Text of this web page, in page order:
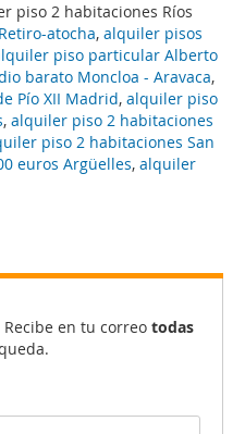
piso 2 habitaciones Ríos
atocha, alquiler pisos
piso particular Alberto
barato Moncloa - Aravaca,
Pío XII Madrid, alquiler piso
, alquiler piso 2 habitaciones
piso 2 habitaciones San
euros Argüelles, alquiler
en tu correo todas